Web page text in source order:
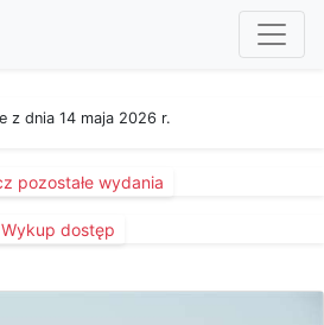
z dnia 14 maja 2026 r.
pozostałe wydania
Wykup dostęp